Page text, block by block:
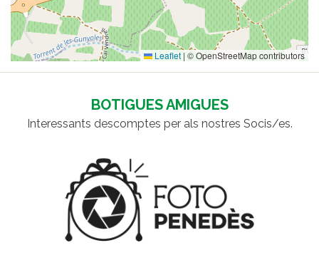
Leaflet |© OpenStreetMap contributors
BOTIGUES AMIGUES
Interessants descomptes per als nostres Socis/es.